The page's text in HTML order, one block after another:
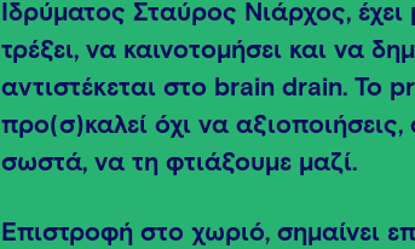
Ιδρύματος Σταύρος Νιάρχος,
τρέξει, να καινοτομήσει και να
αντιστέκεται στο brain drain. Το
προ(σ)καλεί όχι να
σωστά, να τη φτιάξουμε μαζί.
Επιστροφή στο χωριό, σημαίνει